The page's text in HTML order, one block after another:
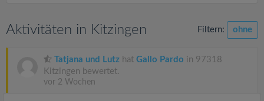
Aktivitäten in Kitzingen Filtern: ohne
Tatjana und Lutz hat Gallo Pardo in 97318
Kitzingen bewertet.
vor 2 Wochen